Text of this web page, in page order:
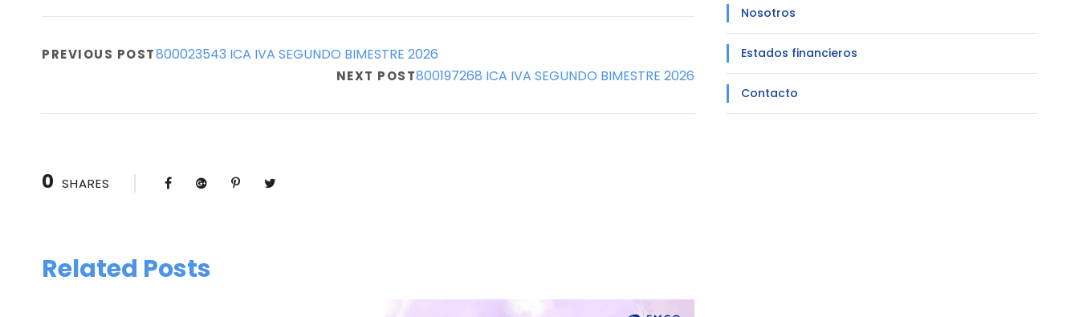
PREVIOUS POST800023543 ICA IVA SEGUNDO BIMESTRE 2026
NEXT POST800197268 ICA IVA SEGUNDO BIMESTRE 2026
0 SHARES
Related Posts
Nosotros
Estados financieros
Contacto